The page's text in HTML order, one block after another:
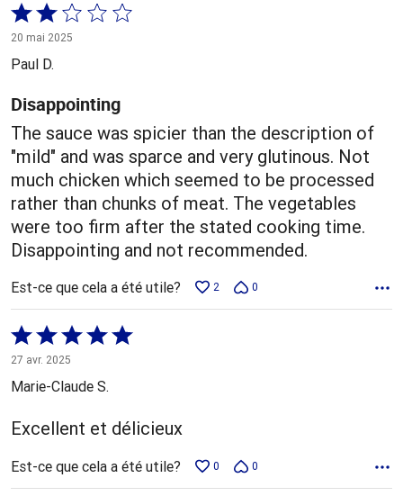
Coté
2 sur
5
20 mai 2025
Paul D.
Disappointing
The sauce was spicier than the description of
"mild" and was sparce and very glutinous. Not
much chicken which seemed to be processed
rather than chunks of meat. The vegetables
were too firm after the stated cooking time.
Disappointing and not recommended.
Est-ce que cela a été utile? 2 0
Coté
5 sur
5
27 avr. 2025
Marie-Claude S.
Excellent et délicieux
Est-ce que cela a été utile? 0 0